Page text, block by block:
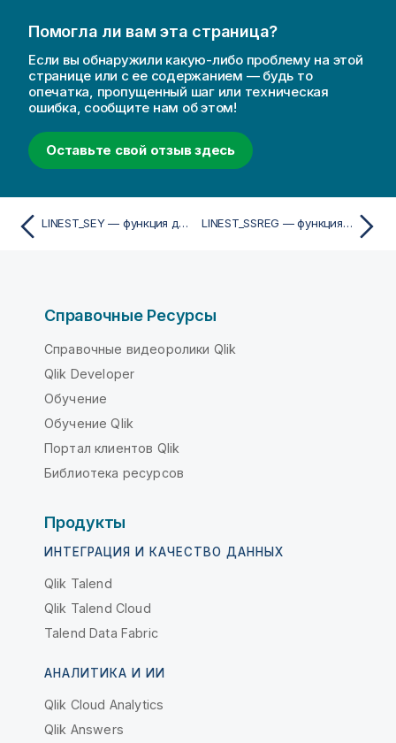
Помогла ли вам эта страница?
Если вы обнаружили какую-либо проблему на этой
странице или с ее содержанием — будь то
опечатка, пропущенный шаг или техническая
ошибка, сообщите нам об этом!
Оставьте свой отзыв здесь
LINEST_SEY — функция диаграммы LINEST_SSREG — функция диаграммы
Справочные Ресурсы
Справочные видеоролики Qlik
Qlik Developer
Обучение
Обучение Qlik
Портал клиентов Qlik
Библиотека ресурсов
Продукты
ИНТЕГРАЦИЯ И КАЧЕСТВО ДАННЫХ
Qlik Talend
Qlik Talend Cloud
Talend Data Fabric
АНАЛИТИКА И ИИ
Qlik Cloud Analytics
Qlik Answers